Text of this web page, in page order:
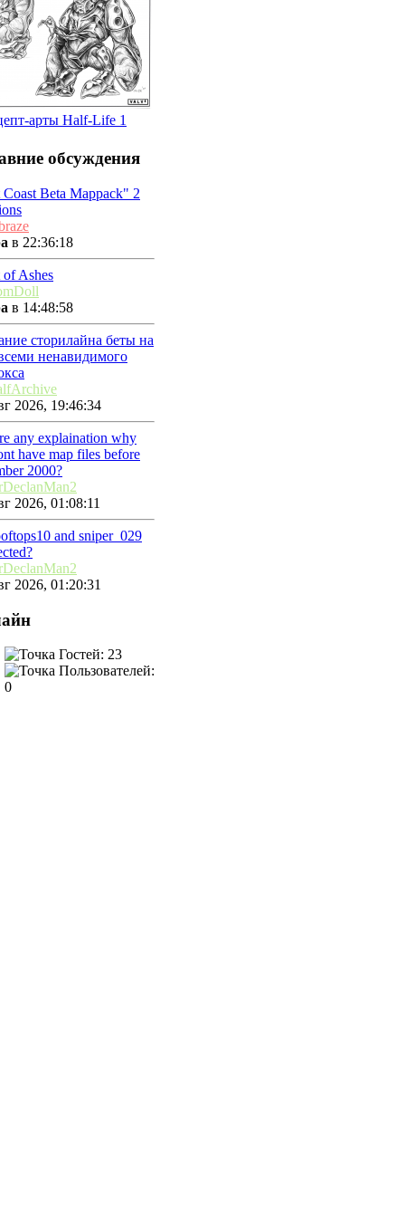
арты Half-Life 1
обсуждения
Beta Mappack" 2
в 22:36:18
of Ashes
в 14:48:58
сторилайна беты на
ненавидимого
2026, 19:46:34
any explaination why
have map files before
2000?
2026, 01:08:11
and sniper_029
2026, 01:20:31
Гостей: 23
Пользователей:
0